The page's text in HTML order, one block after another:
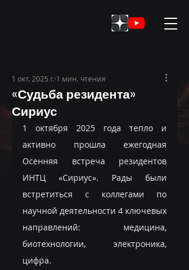
«Судьба резидента»
Сириус
1 окт. 2025 г. 1 мин. чтения
1 октября 2025 года тепло и
активно прошла ежегодная
Осенняя встреча резидентов
ИНТЦ «Сириус». Рады были
встретиться с коллегами по
научной деятельности 4 ключевых
направлений: медицина,
биотехнологии, электроника,
цифра.